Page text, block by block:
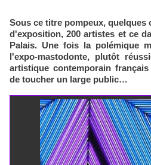
Sous ce titre pompeux, quelques
d'exposition, 200 artistes et ce
Palais. Une fois la polémique
l'expo-mastodonte, plutôt
artistique contemporain
de toucher un large public…